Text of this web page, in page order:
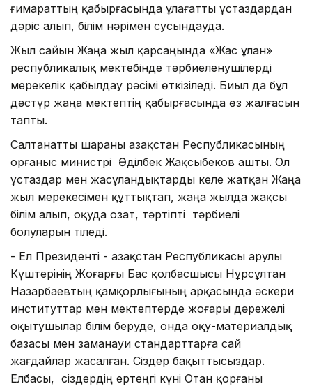
ғимараттың қабырғасында ұлағатты ұстаздардан
дәріс алып, білім нәрімен сусындауда.
Жыл сайын Жаңа жыл қарсаңында «Жас ұлан»
республикалық мектебінде тәрбиеленушілерді
мерекелік қабылдау рәсімі өткізіледі. Биыл да бұл
дәстүр жаңа мектептің қабырғасында өз жалғасын
тапты.
Салтанатты шараны Қазақстан Республикасының
Қорғаныс министрі Әділбек Жақсыбеков ашты. Ол
ұстаздар мен жасұландықтарды келе жатқан Жаңа
жыл мерекесімен құттықтап, жаңа жылда жақсы
білім алып, оқуда озат, тәртіпті тәрбиелі
болуларын тіледі.
- Ел Президенті - Қазақстан Республикасы Қарулы
Күштерінің Жоғарғы Бас қолбасшысы Нұрсұлтан
Назарбаевтың қамқорлығының арқасында әскери
институттар мен мектептерде жоғары дәрежелі
оқытушылар білім беруде, онда оқу-материалдық
базасы мен заманауи стандарттарға сай
жағдайлар жасалған. Сіздер бақыттысыздар.
Елбасы, сіздердің ертеңгі күні Отан қорғаны